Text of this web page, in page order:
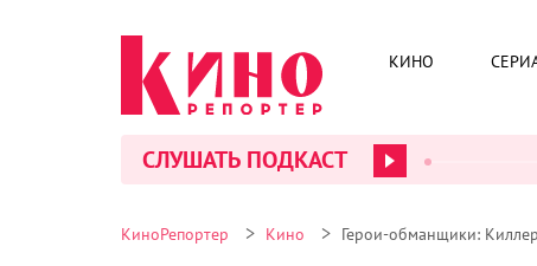
КИНО
СЛУШАТЬ ПОДКАСТ
КиноРепортер > Кино > Герои-обманщики: